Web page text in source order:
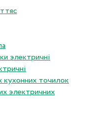
электричнi
кухонних точилок
электричних